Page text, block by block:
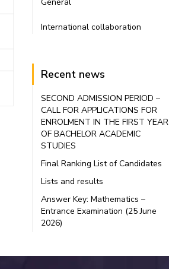
International collaboration
Recent news
SECOND ADMISSION PERIOD –
CALL FOR APPLICATIONS FOR
ENROLMENT IN THE FIRST YEAR
OF BACHELOR ACADEMIC
STUDIES
Final Ranking List of Candidates
Lists and results
Answer Key: Mathematics –
Entrance Examination (25 June
2026)